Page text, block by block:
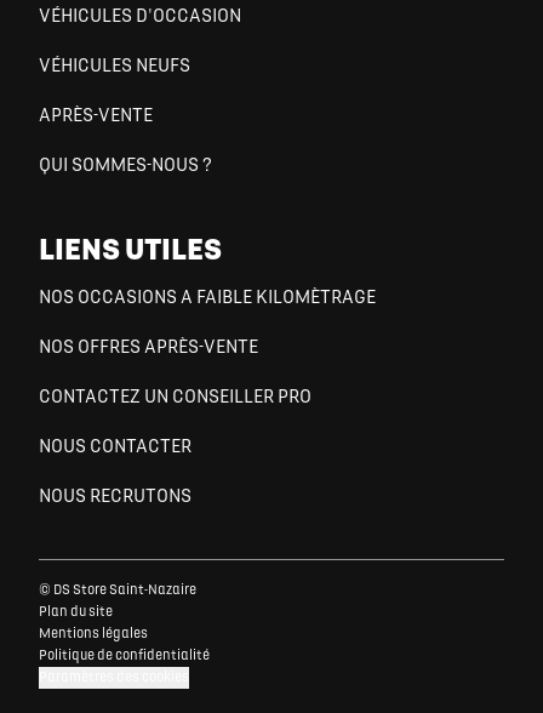
VÉHICULES D'OCCASION
VÉHICULES NEUFS
APRÈS-VENTE
QUI SOMMES-NOUS ?
LIENS UTILES
NOS OCCASIONS A FAIBLE KILOMÈTRAGE
NOS OFFRES APRÈS-VENTE
CONTACTEZ UN CONSEILLER PRO
NOUS CONTACTER
NOUS RECRUTONS
© DS Store Saint-Nazaire
Plan du site
Mentions légales
Politique de confidentialité